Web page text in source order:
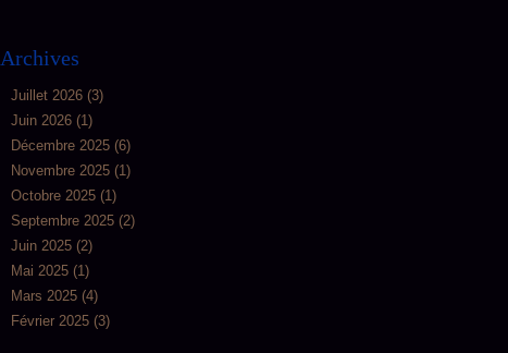
Archives
Juillet 2026 (3)
Juin 2026 (1)
Décembre 2025 (6)
Novembre 2025 (1)
Octobre 2025 (1)
Septembre 2025 (2)
Juin 2025 (2)
Mai 2025 (1)
Mars 2025 (4)
Février 2025 (3)